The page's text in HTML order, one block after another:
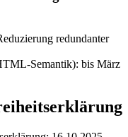
redundanter
Semantik): bis März